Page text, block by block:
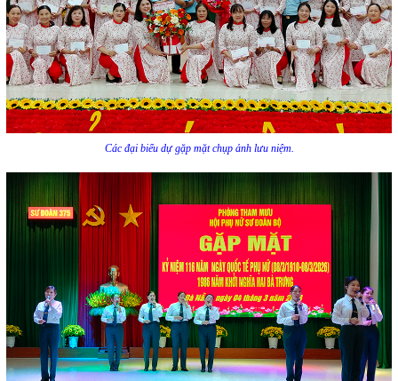
Các đại biểu dự gặp mặt chụp ảnh lưu niệm.